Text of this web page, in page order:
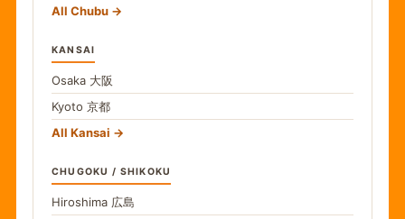
All Chubu
KANSAI
Osaka 大阪
Kyoto 京都
All Kansai
CHUGOKU / SHIKOKU
Hiroshima 広島